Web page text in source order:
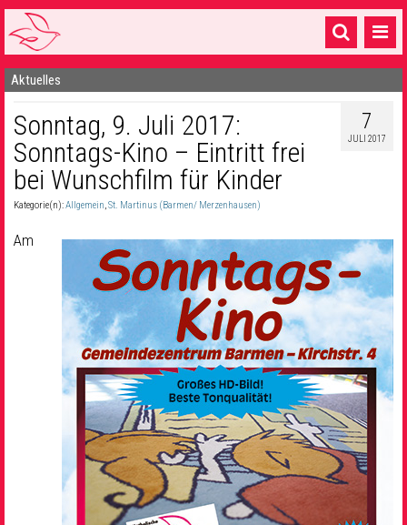
Startseite
1 Pfarrei
16 Gemeinden & mehr
Gottesdienste & Sinnsuche
Gemeinschaft & Soziales
Musik& Kultur
Seelsorge & Kontakt
Aktuelles
7
JULI 2017
Sonntag, 9. Juli 2017:
Sonntags-Kino – Eintritt frei
bei Wunschfilm für Kinder
Kategorie(n):Allgemein,St. Martinus (Barmen/ Merzenhausen)
Am